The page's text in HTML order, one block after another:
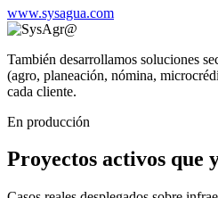
www.sysagua.com
También desarrollamos soluciones
(agro, planeación, nómina,
cada cliente.
En producción
Proyectos activos que